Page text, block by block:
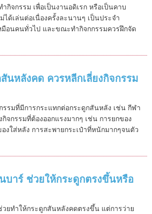
กิจกรรม เพื่อเป็นงานอดิเรก หรือเป็นคาบ
ได้เล่นต่อเนื่องครั้งละนานๆ เป็นประจำ
มือนคนทั่วไป และขณะทำกิจกกรรมควรฝึกจัด
นหลังคด ควรหลีกเลี่ยงกิจกรรม
รรมที่มีการกระแทกต่อกระดูกสันหลัง เช่น กีฬา
กิจกรรมที่ต้องออกแรงมากๆ เช่น การยกของ
งใส่หลัง การสะพายกระเป๋าที่หนักมากๆจนตัว
บาร์ ช่วยให้กระดูกตรงขึ้นหรือ
วยทำให้กระดูกสันหลังคดตรงขึ้น แต่การว่าย